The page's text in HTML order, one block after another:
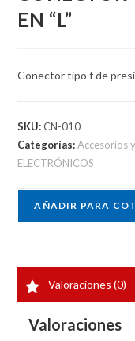
EN “L”
Conector tipo f de
SKU:CN-010
Categorías:Accesorios
ELECTRÓNICOS
AÑADIR PARA
Valoraciones (0)
Valoraciones